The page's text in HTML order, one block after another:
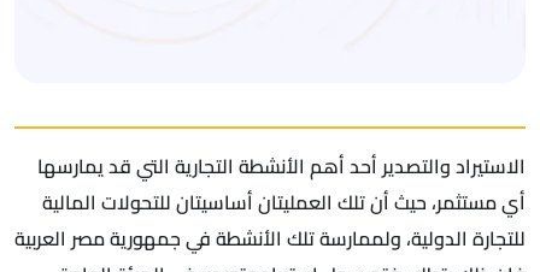
الاستيراد والتصدير أحد أهم الأنشطة التجارية التي قد يمارسها
أي مستثمر، حيث أن تلك العمليتان أساسيتان للتحولات المالية
للتجارة الدولية، ولممارسة تلك الأنشطة في جمهورية مصر العربية